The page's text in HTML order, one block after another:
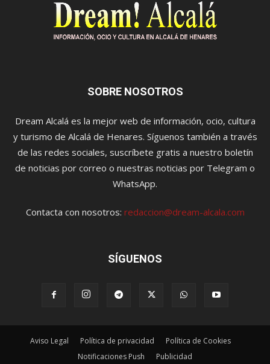
SOBRE NOSOTROS
Dream Alcalá es la mejor web de información, ocio, cultura
y turismo de Alcalá de Henares. Síguenos también a través
de las redes sociales, suscríbete gratis a nuestro boletín
de noticias por correo o nuestras noticias por Telegram o
WhatsApp.
Contacta con nosotros: redaccion@dream-alcala.com
SÍGUENOS
Aviso Legal Política de privacidad
Política de Cookies
Notificaciones Push
Publicidad